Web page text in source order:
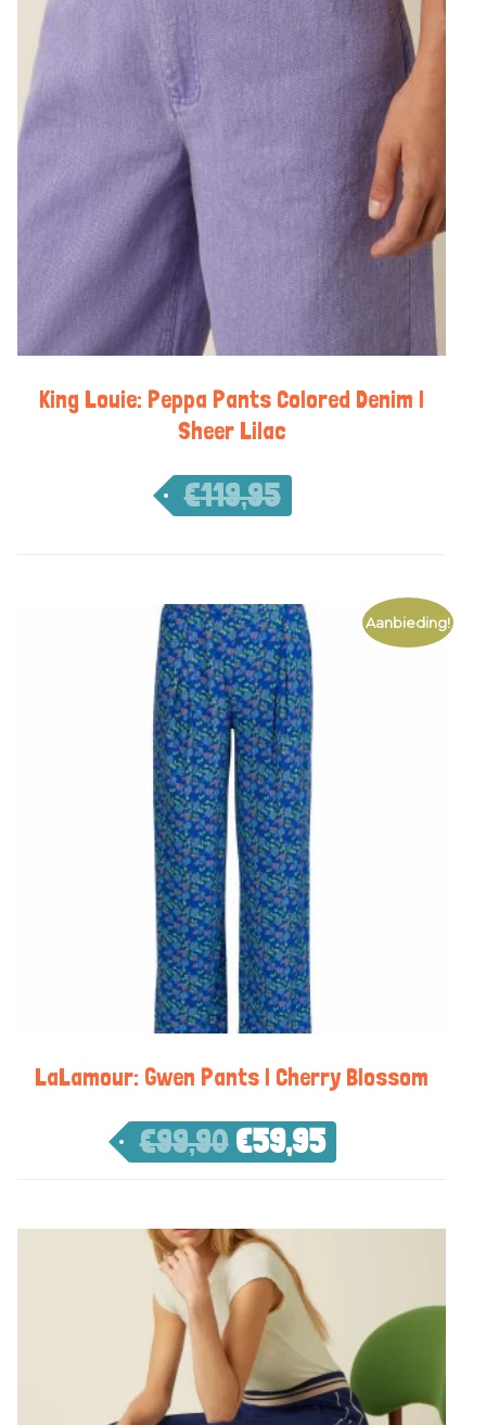
King Louie: Peppa Pants Colored Denim |
Sheer Lilac
€119,95
Aanbieding!
LaLamour: Gwen Pants | Cherry Blossom
€99,90 €59,95